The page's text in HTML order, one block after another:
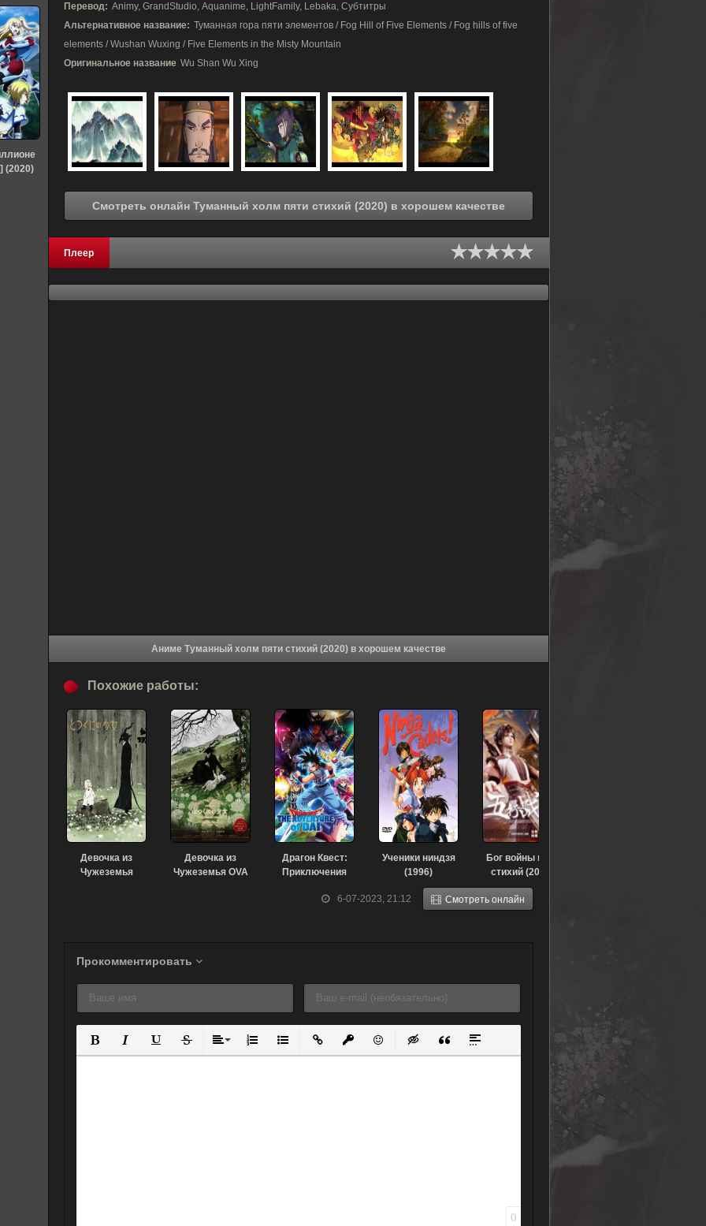
Перевод: Animy, GrandStudio, Aquanime, LightFamily, Lebaka, Субтитры
Альтернативное название: Туманная гора пяти элементов / Fog Hill of Five Elements / Fog hills of five
elements / Wushan Wuxing / Five Elements in the Misty Mountain
Оригинальное название Wu Shan Wu Xing
Смотреть онлайн Туманный холм пяти стихий (2020) в хорошем качестве
Плеер
Аниме Туманный холм пяти стихий (2020) в хорошем качестве
6-07-2023, 21:12 Смотреть онлайн
Похожие работы:
Девочка из
Чужеземья
Девочка из
Чужеземья OVA
Драгон Квест:
Приключения
Ученики ниндзя
(1996)
Бог войны пяти
стихий (2023)
Прокомментировать
Полужирный
КурсивПодчеркнутый
ЗачеркнутыйВыравнивание
Нумерованный список
Маркированный список
Вставить ссылку
Вставить защищенную ссылку
Вставить смайлик
Вставка скрытого текста
Вставка цитаты
Вставка спойлера
0
(2020)